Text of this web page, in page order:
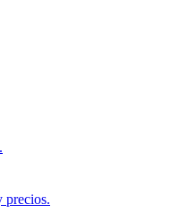
precios.